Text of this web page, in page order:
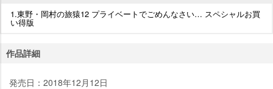
1.東野・岡村の旅猿12 プライベートでごめんなさい… スペシャルお買
い得版
作品詳細
発売日：2018年12月12日